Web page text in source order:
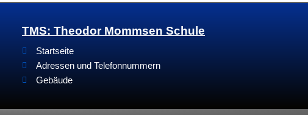
TMS: Theodor Mommsen Schule
Startseite
Adressen und Telefonnummern
Gebäude